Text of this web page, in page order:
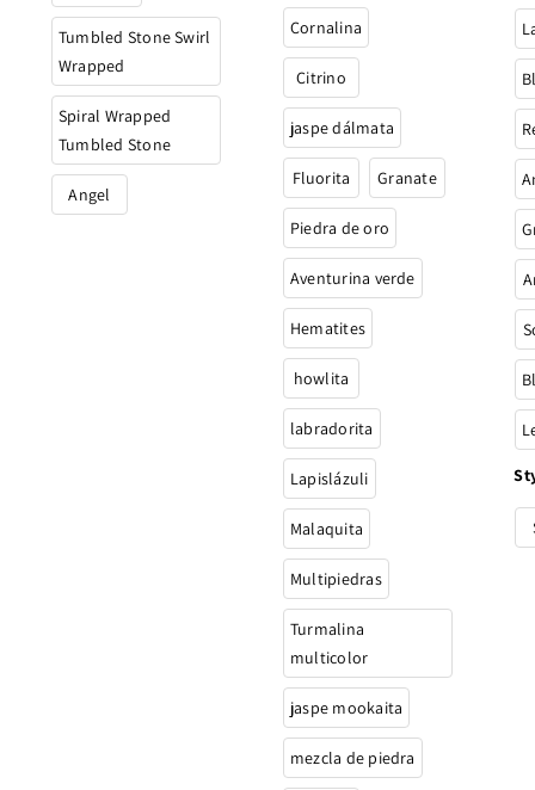
Tumbled Stone Swirl
Wrapped
Spiral Wrapped
Tumbled Stone
Angel
Cornalina
Citrino
jaspe dálmata
Fluorita Granate
Piedra de oro
Aventurina verde
Hematites
howlita
labradorita
Lapislázuli
Malaquita
Multipiedras
Turmalina
multicolor
jaspe mookaita
mezcla de piedra